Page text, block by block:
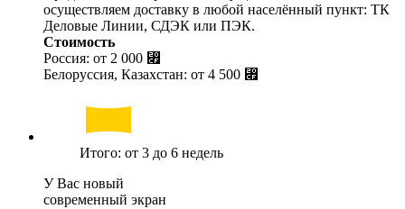
осуществляем доставку в любой населённый пункт: ТК
Деловые Линии, СДЭК или ПЭК.
Стоимость
Россия: от 2 000 ⃏
Белоруссия, Казахстан: от 4 500 ⃏
Итого: от 3 до 6 недель
У Вас новый
современный экран